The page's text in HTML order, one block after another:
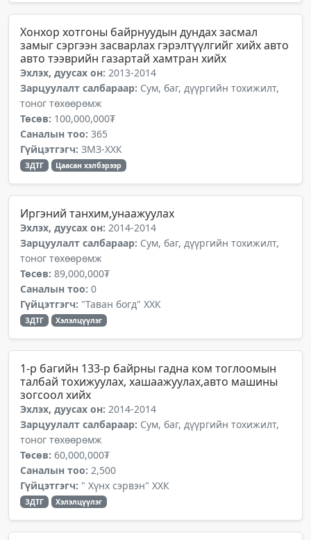
Хонхор хотгоны байрнуудын дундах засмал
замыг сэргээн засварлах гэрэлтүүлгийг хийх авто
авто тээврийн газартай хамтран хийх
Эхлэх, дуусах он: 2013-2014
Зарцуулалт салбараар: Сум, баг, дүүргийн тохижилт,
тоног төхөөрөмж
Төсөв: 100,000,000₮
Саналын тоо: 365
Гүйцэтгэгч: ЗМЗ-ХХК
ЗДТГ Цаасан хэлбэрээр
Иргэний танхим,унаажуулах
Эхлэх, дуусах он: 2014-2014
Зарцуулалт салбараар: Сум, баг, дүүргийн тохижилт,
тоног төхөөрөмж
Төсөв: 89,000,000₮
Саналын тоо: 0
Гүйцэтгэгч: "Таван богд" ХХК
ЗДТГ Хэлэлцүүлэг
1-р багийн 133-р байрны гадна ком тоглоомын
талбай тохижуулах, хашаажуулах,авто машины
зогсоол хийх
Эхлэх, дуусах он: 2014-2014
Зарцуулалт салбараар: Сум, баг, дүүргийн тохижилт,
тоног төхөөрөмж
Төсөв: 60,000,000₮
Саналын тоо: 2,500
Гүйцэтгэгч: " Хүнх сэрвэн" ХХК
ЗДТГ Хэлэлцүүлэг